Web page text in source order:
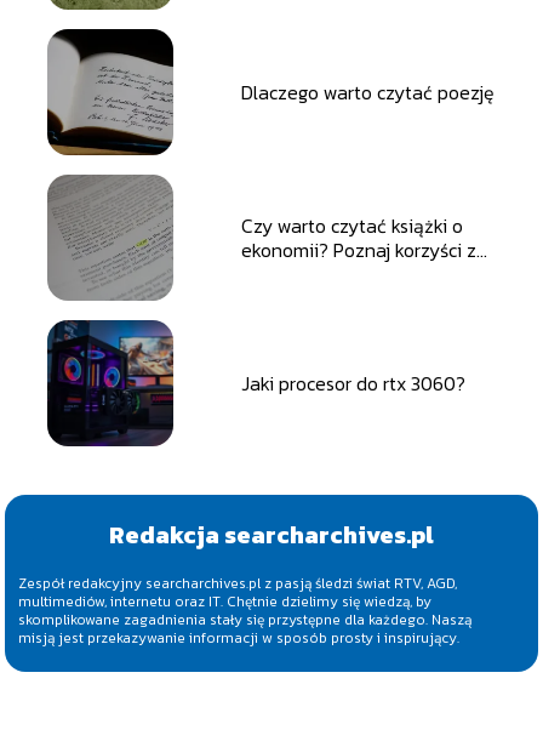
Dlaczego warto czytać poezję
Czy warto czytać książki o
ekonomii? Poznaj korzyści z
Jaki procesor do rtx 3060?
Redakcja searcharchives.pl
Zespół redakcyjny searcharchives.pl z pasją śledzi świat RTV, AGD,
multimediów, internetu oraz IT. Chętnie dzielimy się wiedzą, by
skomplikowane zagadnienia stały się przystępne dla każdego. Naszą
misją jest przekazywanie informacji w sposób prosty i inspirujący.